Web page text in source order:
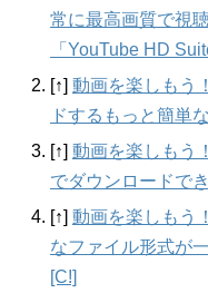
常に最高画質で視
「YouTube HD
[↑] 動画を楽しもう
ドするもっと簡単
[↑] 動画を楽しもう
でダウンロードで
[↑] 動画を楽しもう
なファイル形式が
[C!]